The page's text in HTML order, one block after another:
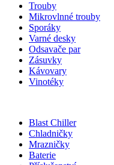
Trouby
Mikrovlnné trouby
Sporáky
Varné desky
Odsavače par
Zásuvky
Kávovary
Vinotéky
Blast Chiller
Chladničky
Mrazničky
Baterie